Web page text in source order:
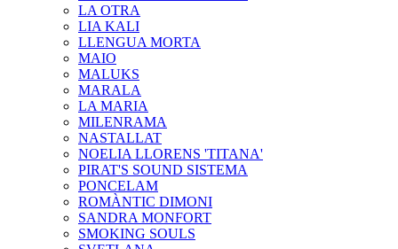
LA OTRA
LIA KALI
LLENGUA MORTA
MAIO
MALUKS
MARALA
LA MARIA
MILENRAMA
NASTALLAT
NOELIA LLORENS 'TITANA'
PIRAT'S SOUND SISTEMA
PONCELAM
ROMÀNTIC DIMONI
SANDRA MONFORT
SMOKING SOULS